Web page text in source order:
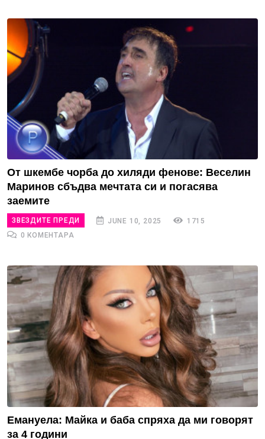
От шкембе чорба до хиляди фенове: Веселин
Маринов сбъдва мечтата си и погасява
заемите
ЗВЕЗДИТЕ ПРЕДИ JUNE 10, 2025
1715
0 КОМЕНТАРА
Емануела: Майка и баба спряха да ми говорят
за 4 години